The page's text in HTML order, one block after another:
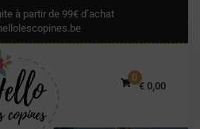
à partir de 99€ d’achat
0
€0,00